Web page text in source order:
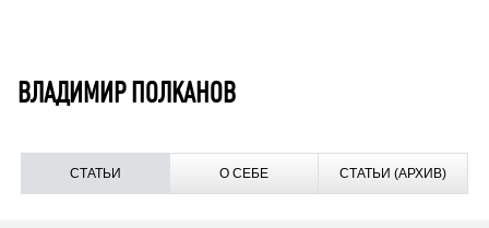
ВЛАДИМИР ПОЛКАНОВ
СТАТЬИ О СЕБЕ СТАТЬИ (АРХИВ)